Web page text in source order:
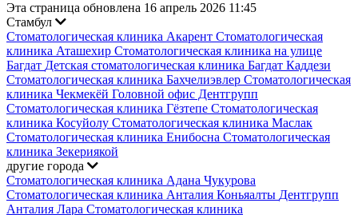
Эта страница обновлена 16 апрель 2026 11:45
Стамбул
Стоматологическая клиника Акарент Стоматологическая
клиника Аташехир Стоматологическая клиника на улице
Багдат Детская стоматологическая клиника Багдат Каддези
Стоматологическая клиника Бахчелиэвлер Стоматологическая
клиника Чекмекёй Головной офис Дентгрупп
Стоматологическая клиника Гёзтепе Стоматологическая
клиника Косуйолу Стоматологическая клиника Маслак
Стоматологическая клиника Енибосна Стоматологическая
клиника Зекериякой
другие города
Стоматологическая клиника Адана Чукурова
Стоматологическая клиника Анталия Коньяалты Дентгрупп
Анталия Лара Стоматологическая клиника